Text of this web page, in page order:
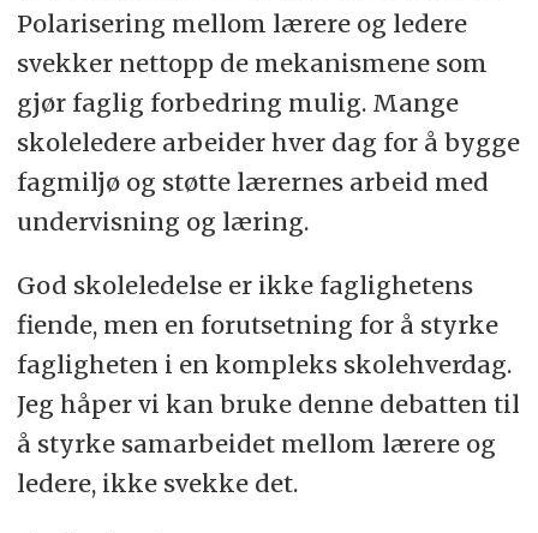
Polarisering mellom lærere og ledere
svekker nettopp de mekanismene som
gjør faglig forbedring mulig. Mange
skoleledere arbeider hver dag for å bygge
fagmiljø og støtte lærernes arbeid med
undervisning og læring.
God skoleledelse er ikke faglighetens
fiende, men en forutsetning for å styrke
fagligheten i en kompleks skolehverdag.
Jeg håper vi kan bruke denne debatten til
å styrke samarbeidet mellom lærere og
ledere, ikke svekke det.